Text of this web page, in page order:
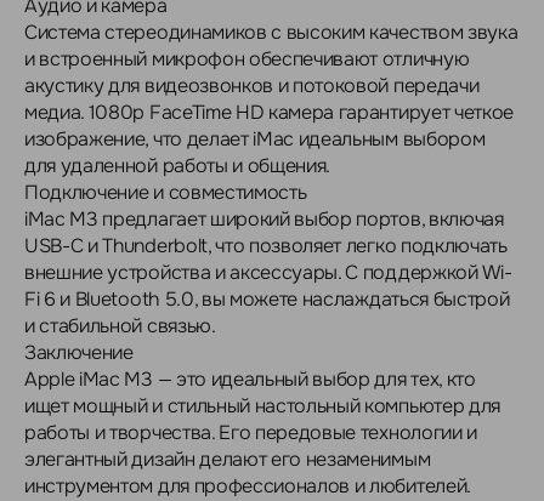
Аудио и камера
Система стереодинамиков с высоким качеством звука
и встроенный микрофон обеспечивают отличную
акустику для видеозвонков и потоковой передачи
медиа. 1080p FaceTime HD камера гарантирует четкое
изображение, что делает iMac идеальным выбором
для удаленной работы и общения.
Подключение и совместимость
iMac M3 предлагает широкий выбор портов, включая
USB-C и Thunderbolt, что позволяет легко подключать
внешние устройства и аксессуары. С поддержкой Wi-
Fi 6 и Bluetooth 5.0, вы можете наслаждаться быстрой
и стабильной связью.
Заключение
Apple iMac M3 — это идеальный выбор для тех, кто
ищет мощный и стильный настольный компьютер для
работы и творчества. Его передовые технологии и
элегантный дизайн делают его незаменимым
инструментом для профессионалов и любителей.